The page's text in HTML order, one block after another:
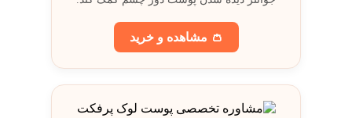
👛 مشاهده و خريد